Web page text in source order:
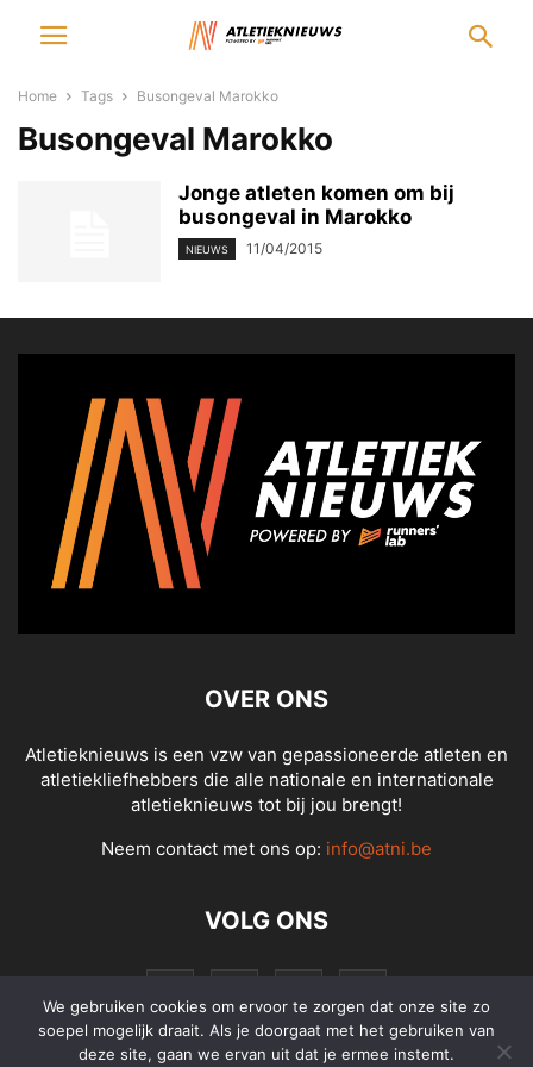
Home Tags Busongeval Marokko
Busongeval Marokko
Jonge atleten komen om bij
busongeval in Marokko
NIEUWS 11/04/2015
OVER ONS
Atletieknieuws is een vzw van gepassioneerde atleten en
atletiekliefhebbers die alle nationale en internationale
atletieknieuws tot bij jou brengt!
Neem contact met ons op: info@atni.be
VOLG ONS
We gebruiken cookies om ervoor te zorgen dat onze site zo
soepel mogelijk draait. Als je doorgaat met het gebruiken van
deze site, gaan we ervan uit dat je ermee instemt.